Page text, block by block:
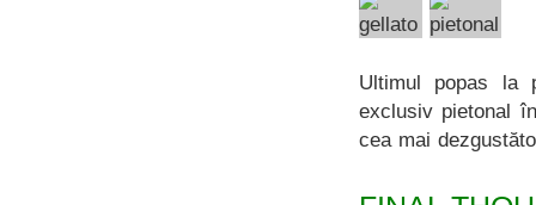
Ultimul popas la
exclusiv pietonal
cea mai